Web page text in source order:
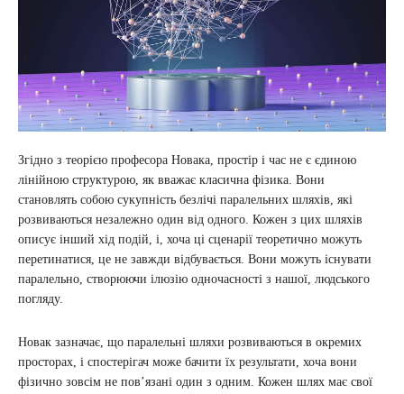
Згідно з теорією професора Новака, простір і час не є єдиною
лінійною структурою, як вважає класична фізика. Вони
становлять собою сукупність безлічі паралельних шляхів, які
розвиваються незалежно один від одного. Кожен з цих шляхів
описує інший хід подій, і, хоча ці сценарії теоретично можуть
перетинатися, це не завжди відбувається. Вони можуть існувати
паралельно, створюючи ілюзію одночасності з нашої, людського
погляду.
Новак зазначає, що паралельні шляхи розвиваються в окремих
просторах, і спостерігач може бачити їх результати, хоча вони
фізично зовсім не пов’язані один з одним. Кожен шлях має свої